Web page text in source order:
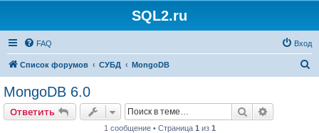
SQL2.ru
FAQ Вход
Список форумов СУБД MongoDB
MongoDB 6.0
Ответить Поиск
1 сообщение • Страница 1 из 1